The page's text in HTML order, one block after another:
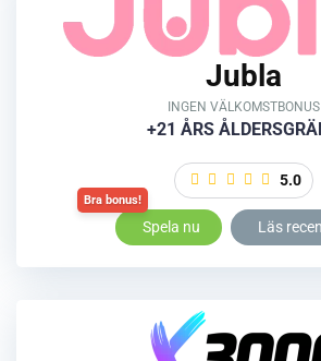
Jubla
INGEN VÄLKOMSTBONUS
+21 ÅRS
5.0
Spela nu Läs